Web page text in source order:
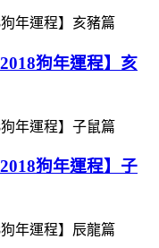
狗年運程】亥
狗年運程】子